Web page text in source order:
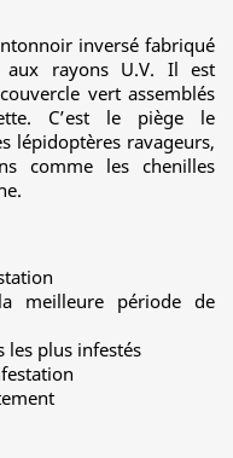
inversé fabriqué
aux rayons U.V. Il est
vert assemblés
C’est le piège le
lépidoptères ravageurs,
comme les chenilles
meilleure période de
les plus infestés